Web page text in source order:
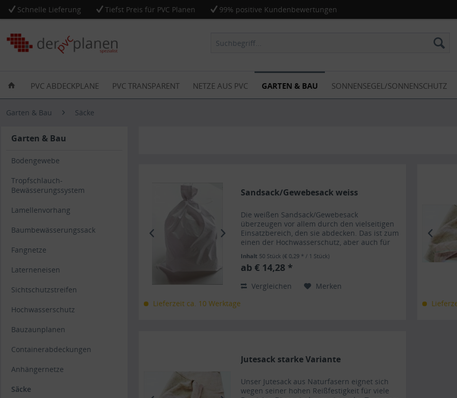
Schnelle Lieferung Tiefst Preis für PVC Planen 99% positive Kundenbewertungen
PVC ABDECKPLANE PVC TRANSPARENT NETZE AUS PVC GARTEN & BAU SONNENSEGEL/SONNENSCHUTZ
Garten & Bau Säcke
Garten & Bau
Bodengewebe
Tropfschlauch-
Bewässerungssystem
Lamellenvorhang
Baumbewässerungssack
Fangnetze
Laterneneisen
Sichtschutzstreifen
Hochwasserschutz
Bauzaunplanen
Containerabdeckungen
Anhängernetze
Säcke
Sandsack/Gewebesack weiss
Die weißen Sandsack/Gewebesack
überzeugen vor allem durch den vielseitigen
Einsatzbereich, den sie abdecken. Das ist zum
einen der Hochwasserschutz, aber auch für
von Obst und Gemüse sind die...
Inhalt 50 Stück(€ 0,29 * / 1 Stück)
ab € 14,28 *
Vergleichen
Merken
Lieferzeit ca. 10 Werktage
Jutesack starke Variante
Unser Jutesack aus Naturfasern eignet sich
wegen seiner hohen Reißfestigkeit für viele